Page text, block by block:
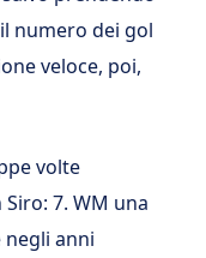
numero dei gol
veloce, poi,
volte
Siro: 7. WM una
negli anni